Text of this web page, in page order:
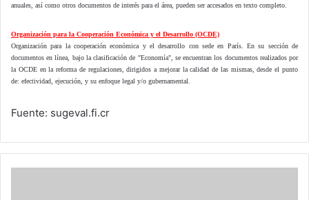
anuales, así como otros documentos de interés para el área, pueden ser accesados en texto completo.
Organización para la Cooperación Económica y el Desarrollo (OCDE)
Organización para la cooperación económica y el desarrollo con sede en París. En su sección de
documentos en línea, bajo la clasificación de "Economía", se encuentran los documentos realizados por
la OCDE en la reforma de regulaciones, dirigidos a mejorar la calidad de las mismas, desde el punto
de: efectividad, ejecución, y su enfoque legal y/o gubernamental.
Fuente: sugeval.fi.cr